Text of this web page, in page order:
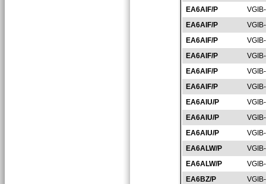
EA6AIF/P
EA6AIF/P
EA6AIF/P
EA6AIF/P
EA6AIF/P
EA6AIF/P
EA6AIU/P
EA6AIU/P
EA6AIU/P
EA6ALW/P
EA6ALW/P
EA6BZ/P